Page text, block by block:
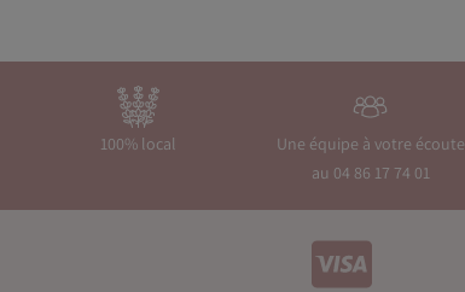
100% local
Une équipe à votre écoute
au 04 86 17 74 01